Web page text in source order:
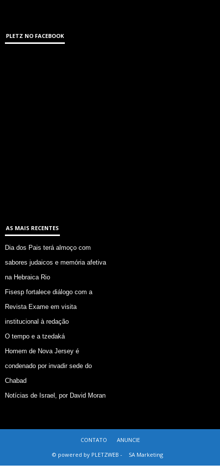
PLETZ NO FACEBOOK
AS MAIS RECENTES
Dia dos Pais terá almoço com
sabores judaicos e memória afetiva
na Hebraica Rio
Fisesp fortalece diálogo com a
Revista Exame em visita
institucional à redação
O tempo e a tzedaká
Homem de Nova Jersey é
condenado por invadir sede do
Chabad
Notícias de Israel, por David Moran
CONTATO
ANUNCIE
© powered by PLETZWEB -
SA Marketing